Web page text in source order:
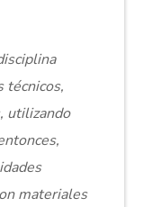
técnicos,
utilizando
materiales